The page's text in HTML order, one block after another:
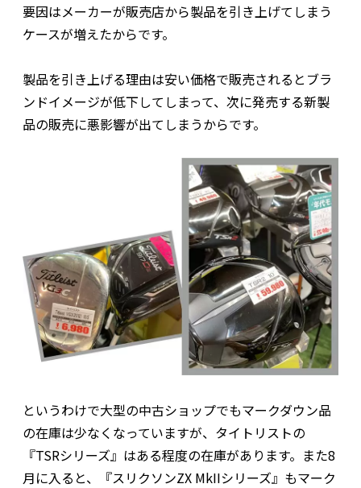
要因はメーカーが販売店から製品を引き上げてしまう
ケースが増えたからです。
製品を引き上げる理由は安い価格で販売されるとブラ
ンドイメージが低下してしまって、次に発売する新製
品の販売に悪影響が出てしまうからです。
というわけで大型の中古ショップでもマークダウン品
の在庫は少なくなっていますが、タイトリストの
『TSRシリーズ』はある程度の在庫があります。また8
月に入ると、『スリクソンZX MkIIシリーズ』もマーク